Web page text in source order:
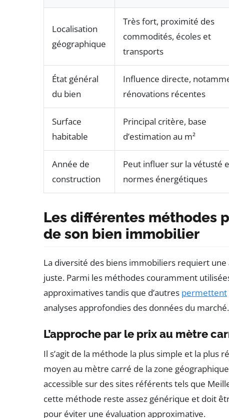
Localisation
géographique
Très fort, proximité des
commodités, écoles et
transports
État général
du bien
Influence directe,
rénovations récentes
Surface
habitable
Principal critère, base
d’estimation au m²
Année de
construction
Peut influer sur la vétusté
normes énergétiques
Les différentes méthodes
de son bien immobilier
La diversité des biens immobiliers requiert
juste. Parmi les méthodes couramment
approximatives tandis que d’autres permettent
analyses approfondies des données du marché.
L’approche par le prix au mètre
Il s’agit de la méthode la plus simple et la plus
moyen au mètre carré de la zone
accessible sur des sites référents tels que
cette méthode reste assez générique et doit
pour éviter une évaluation approximative.